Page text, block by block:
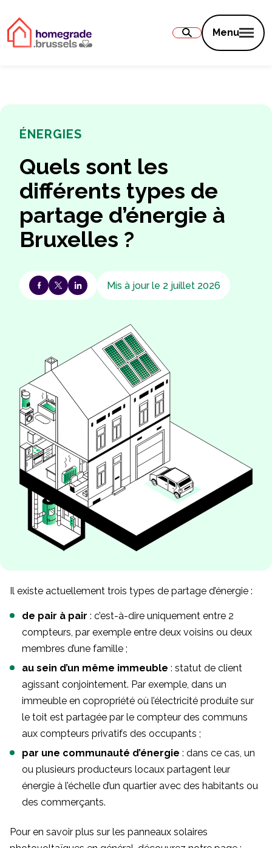
Menu
ÉNERGIES
Quels sont les
différents types de
partage d’énergie à
Bruxelles ?
Mis à jour le 2 juillet 2026
Il existe actuellement trois types de partage d’énergie :
de pair à pair : c’est-à-dire uniquement entre 2
compteurs, par exemple entre deux voisins ou deux
membres d’une famille ;
au sein d’un même immeuble : statut de client
agissant conjointement. Par exemple, dans un
immeuble en copropriété où l’électricité produite sur
le toit est partagée par le compteur des communs
aux compteurs privatifs des occupants ;
par une communauté d’énergie : dans ce cas, un
ou plusieurs producteurs locaux partagent leur
énergie à l’échelle d’un quartier avec des habitants ou
des commerçants.
Pour en savoir plus sur les panneaux solaires